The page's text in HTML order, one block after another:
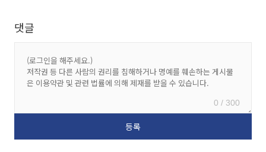
댓글
0 / 300